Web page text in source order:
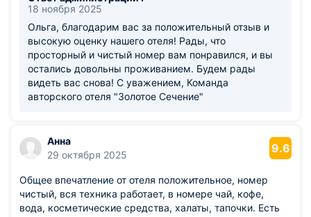
18 ноября 2025
Ольга, благодарим вас за положительный отзыв и
высокую оценку нашего отеля! Рады, что
просторный и чистый номер вам понравился, и вы
остались довольны проживанием. Будем рады
видеть вас снова! С уважением, Команда
авторского отеля "Золотое Сечение"
Анна
29 октября 2025
9.6
Общее впечатление от отеля положительное, номер
чистый, вся техника работает, в номере чай, кофе,
вода, косметические средства, халаты, тапочки. Есть